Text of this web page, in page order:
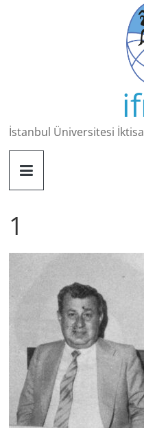
İstanbul Üniversitesi
1